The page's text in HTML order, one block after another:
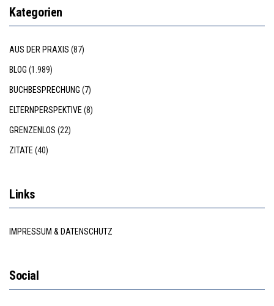
Kategorien
AUS DER PRAXIS (87)
BLOG (1.989)
BUCHBESPRECHUNG (7)
ELTERNPERSPEKTIVE(8)
GRENZENLOS (22)
ZITATE(40)
Links
IMPRESSUM & DATENSCHUTZ
Social